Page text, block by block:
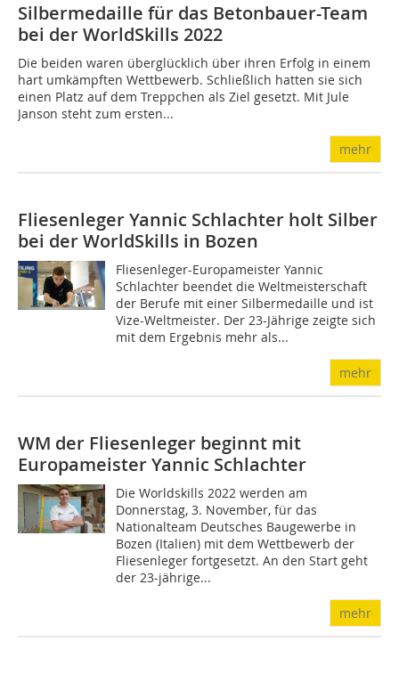
Silbermedaille für das Betonbauer-Team
bei der WorldSkills 2022
Die beiden waren überglücklich über ihren Erfolg in einem
hart umkämpften Wettbewerb. Schließlich hatten sie sich
einen Platz auf dem Treppchen als Ziel gesetzt. Mit Jule
Janson steht zum ersten...
mehr
Fliesenleger Yannic Schlachter holt Silber
bei der WorldSkills in Bozen
Fliesenleger-Europameister Yannic
Schlachter beendet die Weltmeisterschaft
der Berufe mit einer Silbermedaille und ist
Vize-Weltmeister. Der 23-Jährige zeigte sich
mit dem Ergebnis mehr als...
mehr
WM der Fliesenleger beginnt mit
Europameister Yannic Schlachter
Die Worldskills 2022 werden am
Donnerstag, 3. November, für das
Nationalteam Deutsches Baugewerbe in
Bozen (Italien) mit dem Wettbewerb der
Fliesenleger fortgesetzt. An den Start geht
der 23-jährige...
mehr